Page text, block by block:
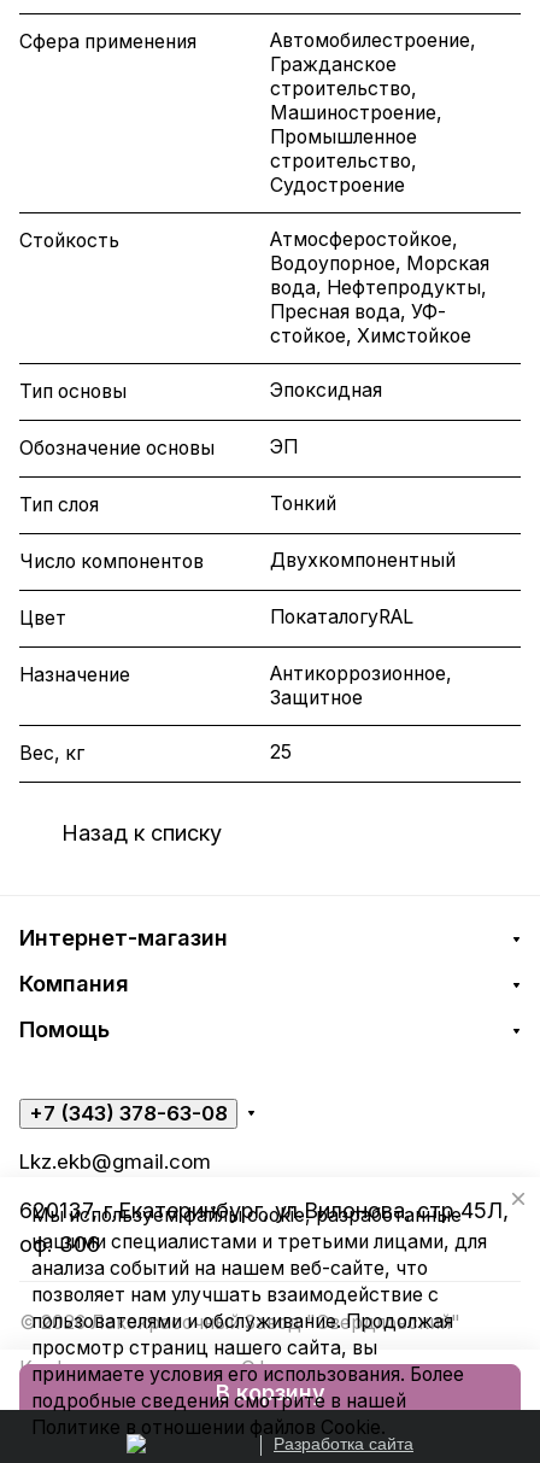
В корзину
Сфера применения
Автомобилестроение,
Гражданское
строительство,
Машиностроение,
Промышленное
строительство,
Судостроение
Стойкость
Атмосферостойкое,
Водоупорное, Морская
вода, Нефтепродукты,
Пресная вода, УФ-
стойкое, Химстойкое
Тип основы Эпоксидная
Обозначение основы ЭП
Тип слоя Тонкий
Число компонентов Двухкомпонентный
Цвет ПокаталогуRAL
Назначение
Антикоррозионное,
Защитное
Вес, кг 25
Назад к списку
Интернет-магазин
Компания
Помощь
+7 (343) 378-63-08
Lkz.ekb@gmail.com
620137, г.Екатеринбург, ул.Вилонова, стр.45Л,
оф. 306
© 2026 Лакокрасочный Завод "Свердловский"
Конфиденциальность
Оферта
Разработка сайта
Мы используем файлы cookie, разработанные
нашими специалистами и третьими лицами, для
анализа событий на нашем веб-сайте, что
позволяет нам улучшать взаимодействие с
пользователями и обслуживание. Продолжая
просмотр страниц нашего сайта, вы
принимаете условия его использования. Более
подробные сведения смотрите в нашей
Политике в отношении файлов Cookie.